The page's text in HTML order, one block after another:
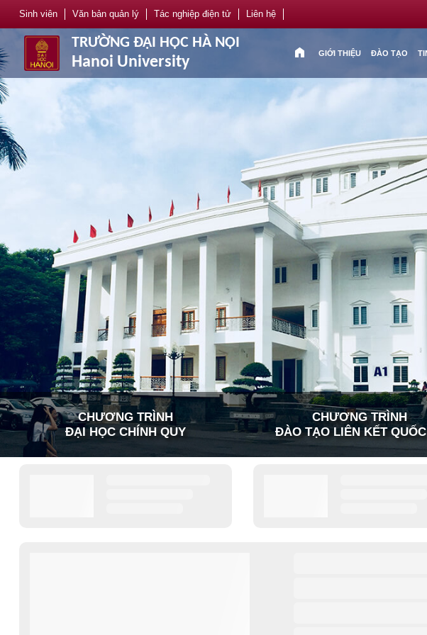
Sinh viên Văn bản quản lý Tác nghiệp điện tử Liên hệ
TRƯỜNG ĐẠI HỌC HÀ NỘI
Hanoi University
home GIỚI THIỆU ĐÀO TẠO
CHƯƠNG TRÌNH
ĐẠI HỌC CHÍNH QUY
CHƯƠNG TRÌNH
ĐÀO TẠO LIÊN KẾT